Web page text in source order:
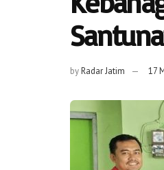
byRadar Jatim 17